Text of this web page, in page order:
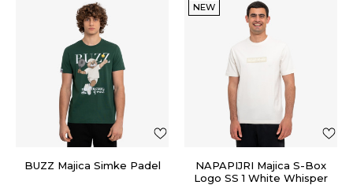
BUZZ Majica Simke Padel
NEW
NAPAPIJRI Majica S-Box
Logo SS 1 White Whisper